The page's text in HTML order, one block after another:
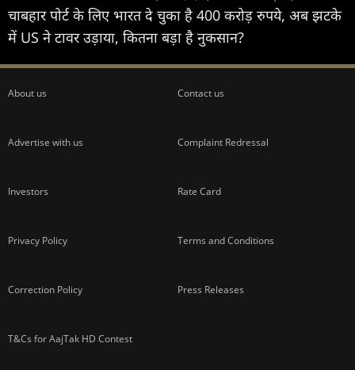
चाबहार पोर्ट के लिए भारत दे चुका है 400 करोड़ रुपये, अब झटके
में US ने टावर उड़ाया, कितना बड़ा है नुकसान?
About us Contact us
Advertise with us Complaint Redressal
Investors Rate Card
Privacy Policy Terms and Conditions
Correction Policy Press Releases
T&Cs for AajTak HD Contest